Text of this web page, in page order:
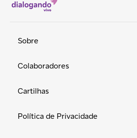
Sobre
Colaboradores
Cartilhas
Política de Privacidade